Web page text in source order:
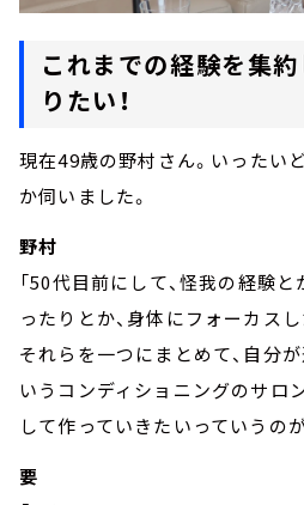
これまでの経験を集
りたい！
現在49歳の野村さん。いったい
か伺いました。
野村
「50代目前にして、怪我の経験
ったりとか、身体にフォーカス
それらを一つにまとめて、自分
いうコンディショニングのサロ
して作っていきたいっていうの
要